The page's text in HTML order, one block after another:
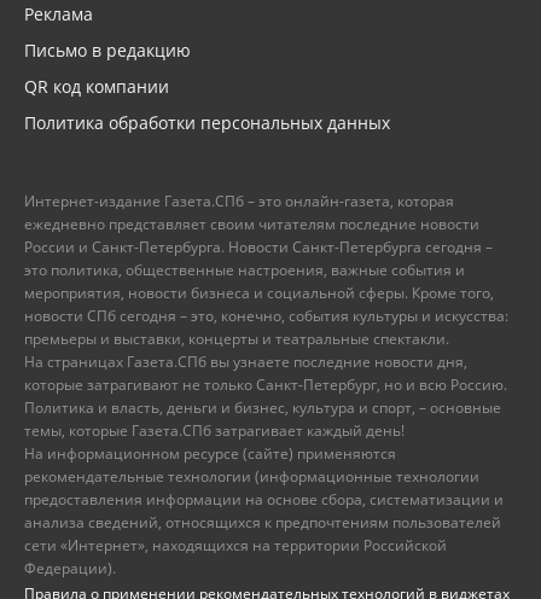
Реклама
Письмо в редакцию
QR код компании
Политика обработки персональных данных
Интернет-издание Газета.СПб – это онлайн-газета, которая
ежедневно представляет своим читателям последние новости
России и Санкт-Петербурга. Новости Санкт-Петербурга сегодня –
это политика, общественные настроения, важные события и
мероприятия, новости бизнеса и социальной сферы. Кроме того,
новости СПб сегодня – это, конечно, события культуры и искусства:
премьеры и выставки, концерты и театральные спектакли.
На страницах Газета.СПб вы узнаете последние новости дня,
которые затрагивают не только Санкт-Петербург, но и всю Россию.
Политика и власть, деньги и бизнес, культура и спорт, – основные
темы, которые Газета.СПб затрагивает каждый день!
На информационном ресурсе (сайте) применяются
рекомендательные технологии (информационные технологии
предоставления информации на основе сбора, систематизации и
анализа сведений, относящихся к предпочтениям пользователей
сети «Интернет», находящихся на территории Российской
Федерации).
Правила о применении рекомендательных технологий в виджетах